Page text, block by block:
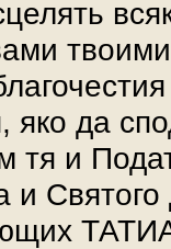
яко да
тя и